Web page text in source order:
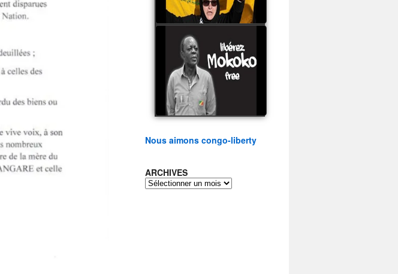
Le Général Mokoko est
l'unique légitimité
présidentielle du peuple
congolais
watch video
Nous aimons congo-liberty
ARCHIVES
ARCHIVES